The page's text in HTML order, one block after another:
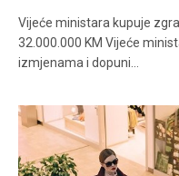
Vijeće ministara kupuje
32.000.000 KM Vijeće
izmjenama i dopuni…